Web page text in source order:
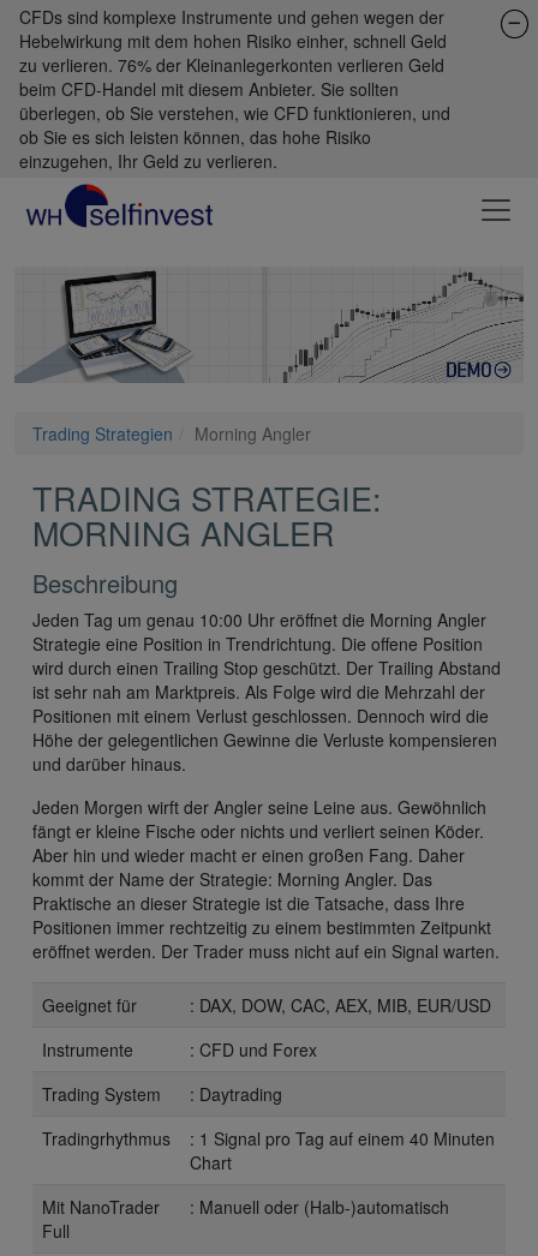
CFDs sind komplexe Instrumente und gehen wegen der
Hebelwirkung mit dem hohen Risiko einher, schnell Geld
zu verlieren. 76% der Kleinanlegerkonten verlieren Geld
beim CFD-Handel mit diesem Anbieter. Sie sollten
überlegen, ob Sie verstehen, wie CFD funktionieren, und
ob Sie es sich leisten können, das hohe Risiko
einzugehen, Ihr Geld zu verlieren.
Trading Strategien Morning Angler
TRADING STRATEGIE:
MORNING ANGLER
Beschreibung
Jeden Tag um genau 10:00 Uhr eröffnet die Morning Angler
Strategie eine Position in Trendrichtung. Die offene Position
wird durch einen Trailing Stop geschützt. Der Trailing Abstand
ist sehr nah am Marktpreis. Als Folge wird die Mehrzahl der
Positionen mit einem Verlust geschlossen. Dennoch wird die
Höhe der gelegentlichen Gewinne die Verluste kompensieren
und darüber hinaus.
Jeden Morgen wirft der Angler seine Leine aus. Gewöhnlich
fängt er kleine Fische oder nichts und verliert seinen Köder.
Aber hin und wieder macht er einen großen Fang. Daher
kommt der Name der Strategie: Morning Angler. Das
Praktische an dieser Strategie ist die Tatsache, dass Ihre
Positionen immer rechtzeitig zu einem bestimmten Zeitpunkt
eröffnet werden. Der Trader muss nicht auf ein Signal warten.
Geeignet für
: DAX, DOW, CAC, AEX, MIB, EUR/USD
Instrumente
: CFD und Forex
Trading System
: Daytrading
Tradingrhythmus
: 1 Signal pro Tag auf einem 40 Minuten
Chart
Mit NanoTrader
Full
: Manuell oder (Halb-)automatisch